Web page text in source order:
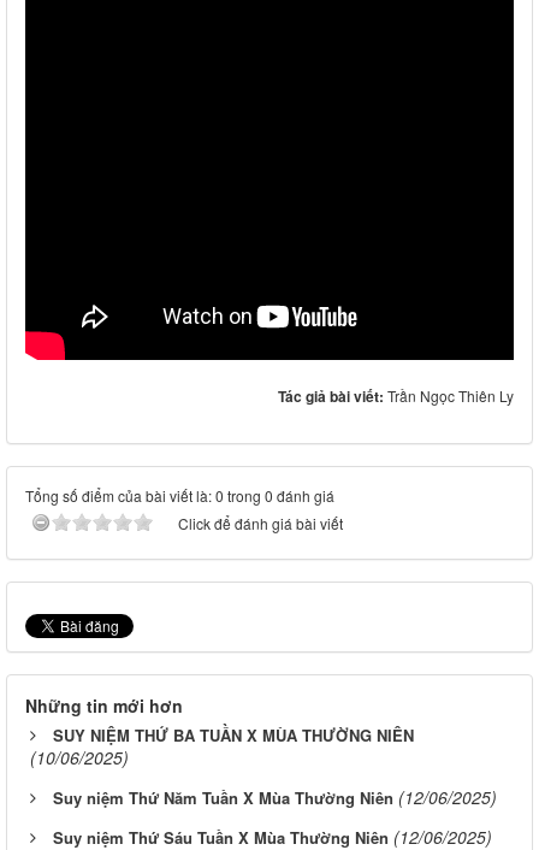
Tác giả bài viết: Trần Ngọc Thiên Ly
Tổng số điểm của bài viết là: 0 trong 0 đánh giá
Click để đánh giá bài viết
Những tin mới hơn
SUY NIỆM THỨ BA TUẦN X MÙA THƯỜNG NIÊN
(10/06/2025)
Suy niệm Thứ Năm Tuần X Mùa Thường Niên (12/06/2025)
Suy niệm Thứ Sáu Tuần X Mùa Thường Niên (12/06/2025)